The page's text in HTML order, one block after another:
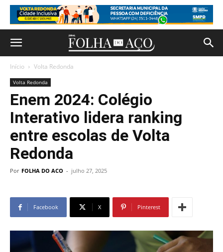
Início Volta Redonda
Volta Redonda
Enem 2024: Colégio
Interativo lidera ranking
entre escolas de Volta
Redonda
Por FOLHA DO ACO - julho 27, 2025
Facebook X Pinterest